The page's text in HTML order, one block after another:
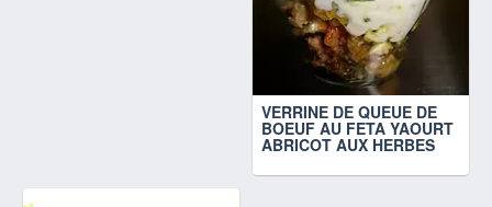
VERRINE DE QUEUE DE
BOEUF AU FETA YAOURT
ABRICOT AUX HERBES